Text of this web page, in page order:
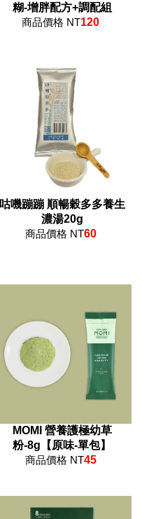
糊-增胖配方+調配組
商品價格 NT120
咕嘰蹦蹦 順暢穀多多養生
濃湯20g
商品價格 NT60
MOMI 營養護極幼草
粉-8g【原味-單包】
商品價格 NT45